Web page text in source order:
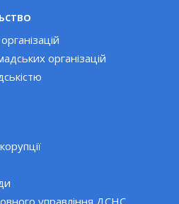
організацій
управління ДСНС